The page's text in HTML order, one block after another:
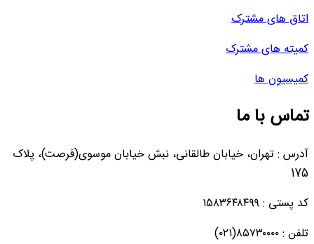
اتاق های مشترک
کمیته های مشترک
کمیسیون ها
تماس با ما
آدرس : تهران، خیابان طالقانی، نبش خیابان موسوی(فرصت)، پلاک
175
کد پستی : ۱۵۸۳۶۴۸۴۹۹
تلفن : ۸۵۷۳۰۰۰۰(۰۲۱)